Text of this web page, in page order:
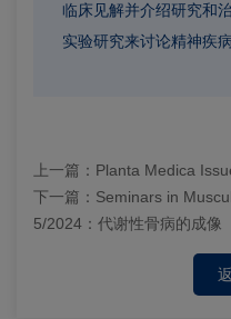
临床见解并介绍研究和
实验研究来讨论精神疾
上一篇： Planta Medica
下一篇： Seminars in
5/2024：代谢性骨病的成像